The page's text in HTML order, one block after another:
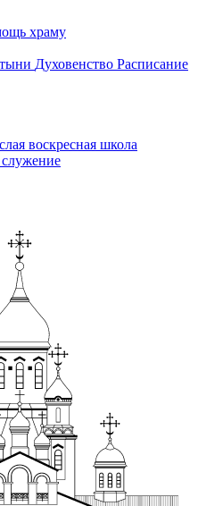
храму
Духовенство Расписание
воскресная школа